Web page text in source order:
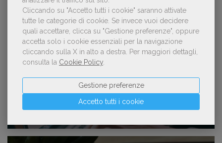
Cliccando su "Accetto tutti i cookie" saranno attivate
tutte le categorie di cookie. Se invece vuoi decidere
quali accettare, clicca su "Gestione preferenze", oppure
accetta solo i cookie essenziali per la navigazione
cliccando sulla X in alto a destra. Per maggiori dettagli,
consulta la Cookie Policy
Accetto tutti i cookie
Gestione preferenze
editoria
LE PIÙ LETTE
Forse è il momento di cambiare prospettiva
sull’intelligenza artificiale